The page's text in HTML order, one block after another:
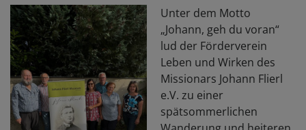
Unter dem Motto
„Johann, geh du voran“
lud der Förderverein
Leben und Wirken des
Missionars Johann Flierl
e.V. zu einer
spätsommerlichen